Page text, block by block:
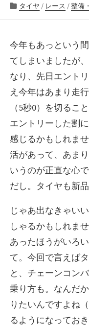
開
終
日
カ
リ
ー
タイヤ / レース /整備
今年もあっという
てしまいましたが
なり、先日エント
え今年はあまり走
（5秒0）を切るこ
エントリーした割
感じるかもしれま
活があって、あま
いうのが正直な心
だし。タイヤも新
じゃあ出なきゃい
しゃるかもしれま
あったほうがいろ
て。今回で言えば
と、チェーンコン
乗り方も。なんだ
りたいんですよね
るようになっておき